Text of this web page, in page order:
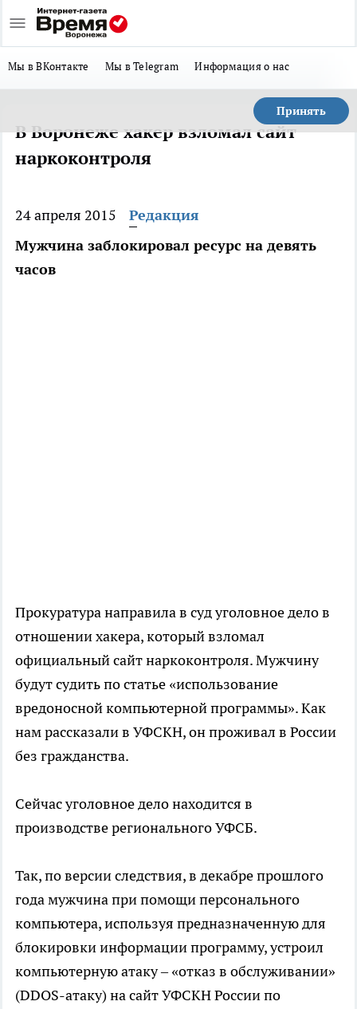
Мы в ВКонтакте Мы в Telegram Информация о нас
Принять
В Воронеже хакер взломал сайт
наркоконтроля
24 апреля 2015
Редакция
Мужчина заблокировал ресурс на девять
часов
Прокуратура направила в суд уголовное дело в
отношении хакера, который взломал
официальный сайт наркоконтроля. Мужчину
будут судить по статье «использование
вредоносной компьютерной программы». Как
нам рассказали в УФСКН, он проживал в России
без гражданства.
Сейчас уголовное дело находится в
производстве регионального УФСБ.
Так, по версии следствия, в декабре прошлого
года мужчина при помощи персонального
компьютера, используя предназначенную для
блокировки информации программу, устроил
компьютерную атаку – «отказ в обслуживании»
(DDOS-атаку) на сайт УФСКН России по